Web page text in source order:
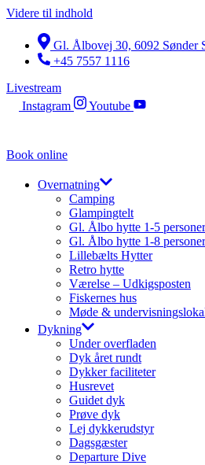
Videre til indhold
Gl. Ålbovej 30, 6092 Sønder
+45 7557 1116
Livestream
Instagram
Youtube
Book online
Overnatning
Camping
Glampingtelt
Gl. Ålbo hytte 1-5 personer
Gl. Ålbo hytte 1-8 personer
Lillebælts Hytter
Retro hytte
Værelse – Udkigsposten
Fiskernes hus
Møde &
Dykning
Under overfladen
Dyk året rundt
Dykker faciliteter
Husrevet
Guidet dyk
Prøve dyk
Lej dykkerudstyr
Dagsgæster
Departure Dive